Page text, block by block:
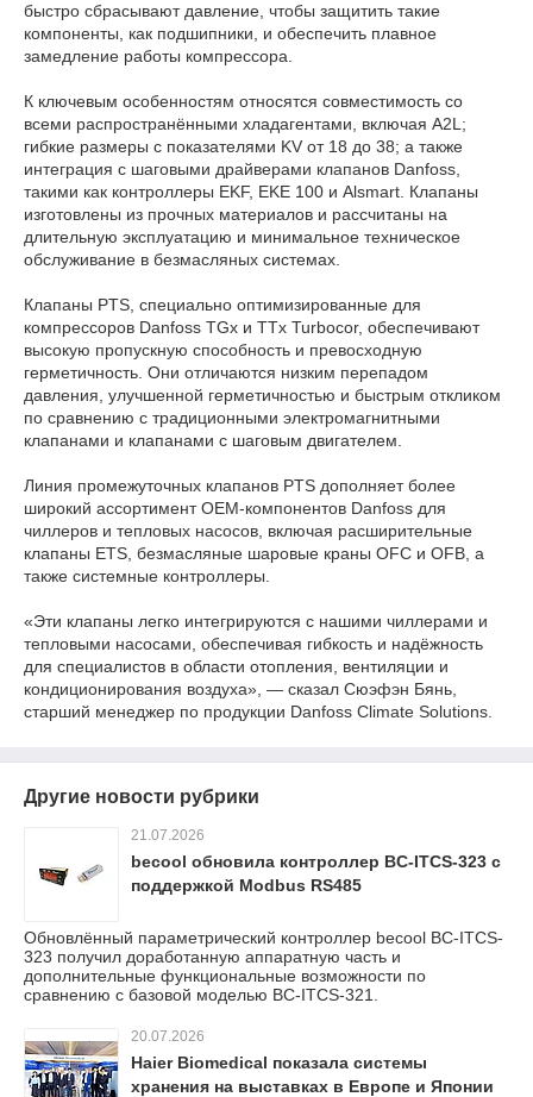
быстро сбрасывают давление, чтобы защитить такие
компоненты, как подшипники, и обеспечить плавное
замедление работы компрессора.
К ключевым особенностям относятся совместимость со
всеми распространёнными хладагентами, включая A2L;
гибкие размеры с показателями KV от 18 до 38; а также
интеграция с шаговыми драйверами клапанов Danfoss,
такими как контроллеры EKF, EKE 100 и Alsmart. Клапаны
изготовлены из прочных материалов и рассчитаны на
длительную эксплуатацию и минимальное техническое
обслуживание в безмасляных системах.
Клапаны PTS, специально оптимизированные для
компрессоров Danfoss TGx и TTx Turbocor, обеспечивают
высокую пропускную способность и превосходную
герметичность. Они отличаются низким перепадом
давления, улучшенной герметичностью и быстрым откликом
по сравнению с традиционными электромагнитными
клапанами и клапанами с шаговым двигателем.
Линия промежуточных клапанов PTS дополняет более
широкий ассортимент OEM-компонентов Danfoss для
чиллеров и тепловых насосов, включая расширительные
клапаны ETS, безмасляные шаровые краны OFC и OFB, а
также системные контроллеры.
«Эти клапаны легко интегрируются с нашими чиллерами и
тепловыми насосами, обеспечивая гибкость и надёжность
для специалистов в области отопления, вентиляции и
кондиционирования воздуха», — сказал Сюэфэн Бянь,
старший менеджер по продукции Danfoss Climate Solutions.
Другие новости рубрики
21.07.2026
becool обновила контроллер BC-ITCS-323 с
поддержкой Modbus RS485
Обновлённый параметрический контроллер becool BC-ITCS-
323 получил доработанную аппаратную часть и
дополнительные функциональные возможности по
сравнению с базовой моделью BC-ITCS-321.
20.07.2026
Haier Biomedical показала системы
хранения на выставках в Европе и Японии